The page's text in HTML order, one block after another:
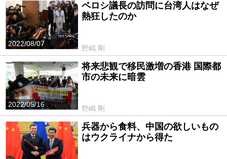
2022/08/07
ペロシ議長の訪問に台湾人はなぜ
熱狂したのか
野嶋 剛
2022/05/16
将来悲観で移民激増の香港 国際都
市の未来に暗雲
野嶋 剛
兵器から食料、中国の欲しいもの
はウクライナから得た